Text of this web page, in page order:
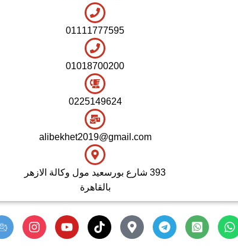
01111777595
01018700200
0225149624
alibekhet2019@gmail.com
393 شارع بورسعيد مول وكالة الازهر
بالقاهرة